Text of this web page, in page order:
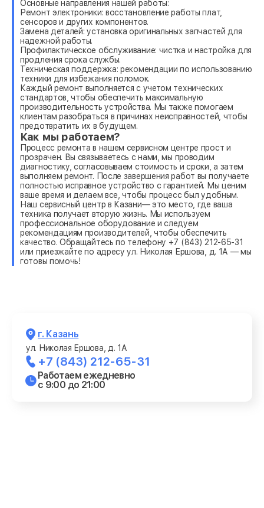
Основные направления нашей работы:
Ремонт электроники: восстановление работы плат,
сенсоров и других компонентов.
Замена деталей: установка оригинальных запчастей для
надежной работы.
Профилактическое обслуживание: чистка и настройка для
продления срока службы.
Техническая поддержка: рекомендации по использованию
техники для избежания поломок.
Каждый ремонт выполняется с учетом технических
стандартов, чтобы обеспечить максимальную
производительность устройства. Мы также помогаем
клиентам разобраться в причинах неисправностей, чтобы
предотвратить их в будущем.
Как мы работаем?
Процесс ремонта в нашем сервисном центре прост и
прозрачен. Вы связываетесь с нами, мы проводим
диагностику, согласовываем стоимость и сроки, а затем
выполняем ремонт. После завершения работ вы получаете
полностью исправное устройство с гарантией. Мы ценим
ваше время и делаем все, чтобы процесс был удобным.
Наш сервисный центр в Казани— это место, где ваша
техника получает вторую жизнь. Мы используем
профессиональное оборудование и следуем
рекомендациям производителей, чтобы обеспечить
качество. Обращайтесь по телефону +7 (843) 212-65-31
или приезжайте по адресу ул. Николая Ершова, д. 1А — мы
готовы помочь!
г. Казань
ул. Николая Ершова, д. 1А
+7 (843) 212-65-31
Работаем ежедневно
с 9:00 до 21:00